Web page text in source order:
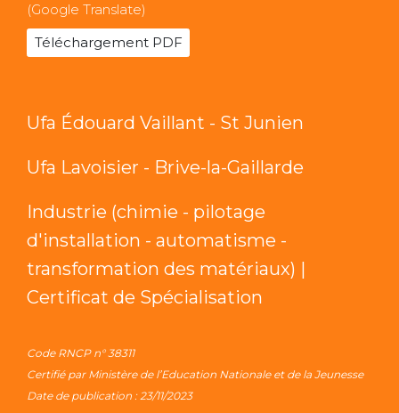
(Google Translate)
Téléchargement PDF
Ufa Édouard Vaillant - St Junien
Ufa Lavoisier - Brive-la-Gaillarde
Industrie (chimie - pilotage
d'installation - automatisme -
transformation des matériaux) |
Certificat de Spécialisation
Code RNCP n° 38311
Certifié par Ministère de l’Education Nationale et de la Jeunesse
Date de publication : 23/11/2023